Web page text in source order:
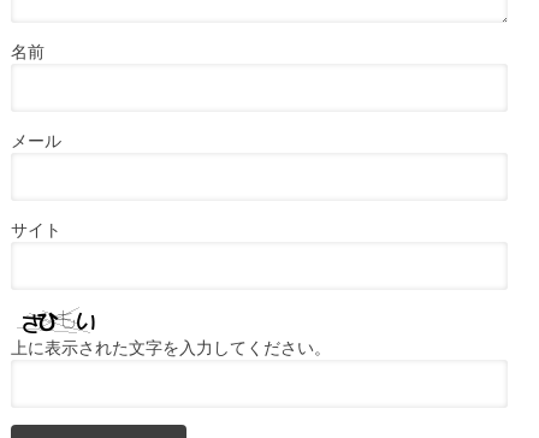
名前
メール
サイト
上に表示された文字を入力してください。